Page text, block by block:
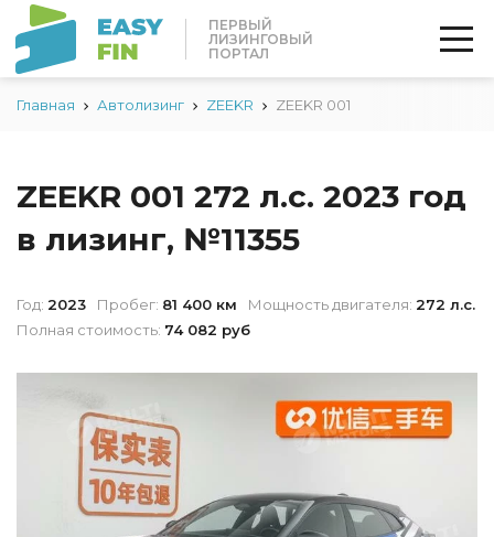
ПЕРВЫЙ
ЛИЗИНГОВЫЙ
ПОРТАЛ
Главная Автолизинг ZEEKR ZEEKR 001
ZEEKR 001 272 л.с. 2023 год
в лизинг, №11355
Год: 2023 Пробег: 81 400 км Мощность двигателя: 272 л.с.
Полная стоимость: 74 082 руб